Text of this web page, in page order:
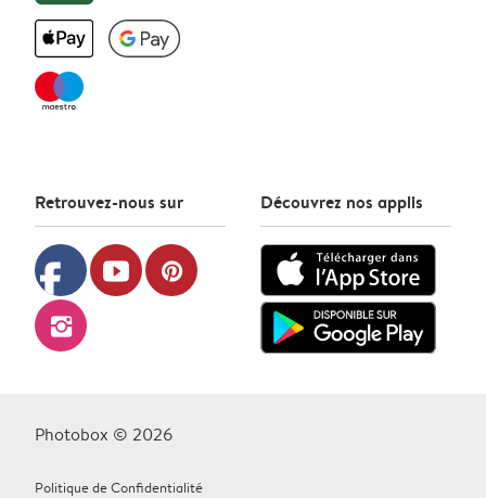
Retrouvez-nous sur
facebook youtube pinterest
instagram
Découvrez nos applis
Photobox © 2026
Politique de Confidentialité